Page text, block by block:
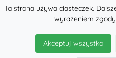
Ta strona używa ciasteczek.
wyrażeniem
Akceptuj wszystko